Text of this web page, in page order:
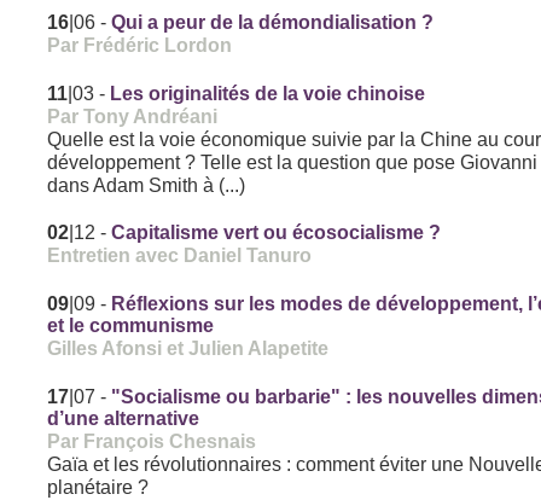
16 |06 -Qui a peur de la démondialisation ?
Par Frédéric Lordon
11 |03 - Les originalités de la voie chinoise
Par Tony Andréani
Quelle est la voie économique suivie par la Chine au
développement ? Telle est la question que pose
dans Adam Smith à (...)
02 |12 -Capitalisme vert ou écosocialisme ?
Entretien avec Daniel Tanuro
09 |09 - Réflexions sur les modes de développement,
et le communisme
Gilles Afonsi et Julien Alapetite
17 |07 - "Socialisme ou barbarie" : les nouvelles
d’une alternative
Par François Chesnais
Gaïa et les révolutionnaires : comment éviter une
planétaire ?